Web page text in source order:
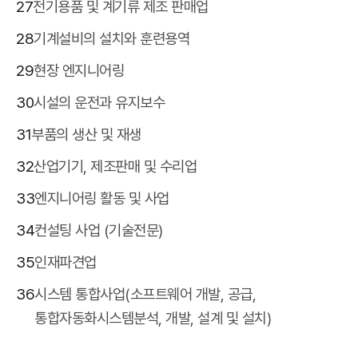
27전기용품 및 계기류 제조 판매업
28기계설비의 설치와 훈련용역
29현장 엔지니어링
30시설의 운전과 유지보수
31부품의 생산 및 재생
32산업기기, 제조판매 및 수리업
33엔지니어링 활동 및 사업
34컨설팅 사업 (기술전문)
35인재파견업
36시스템 통합사업(소프트웨어 개발, 공급,
통합자동화시스템분석, 개발, 설계 및 설치)